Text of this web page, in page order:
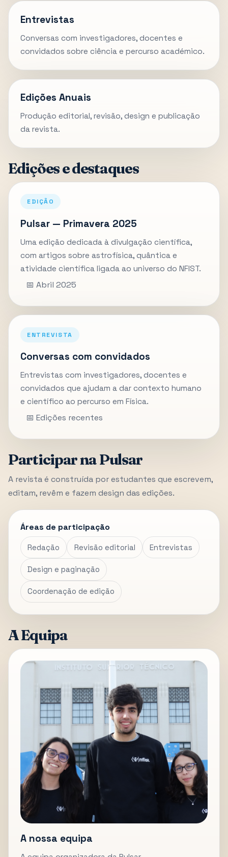
Entrevistas
Conversas com investigadores, docentes e
convidados sobre ciência e percurso académico.
Edições Anuais
Produção editorial, revisão, design e publicação
da revista.
Edições e destaques
EDIÇÃO
Pulsar — Primavera 2025
Uma edição dedicada à divulgação científica,
com artigos sobre astrofísica, quântica e
atividade científica ligada ao universo do NFIST.
📅 Abril 2025
ENTREVISTA
Conversas com convidados
Entrevistas com investigadores, docentes e
convidados que ajudam a dar contexto humano
e científico ao percurso em Física.
📅 Edições recentes
Participar na Pulsar
A revista é construída por estudantes que escrevem,
editam, revêm e fazem design das edições.
Áreas de participação
Redação Revisão editorial Entrevistas
Design e paginação
Coordenação de edição
A Equipa
A nossa equipa